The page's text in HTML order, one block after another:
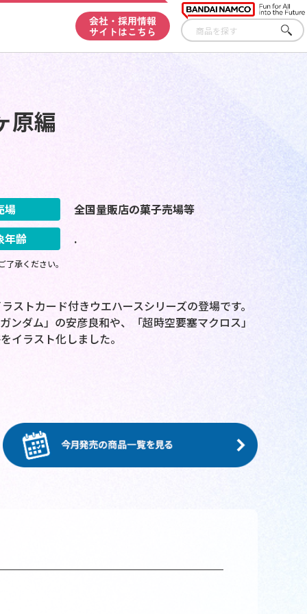
会社・採用情報
サイトはこちら
さが
す
原編
場
全国量販店の菓子売場等
年齢
.
承ください。
トカード付きウエハースシリーズの登場です。
ダム」の安彦良和や、「超時空要塞マクロス」
イラスト化しました。